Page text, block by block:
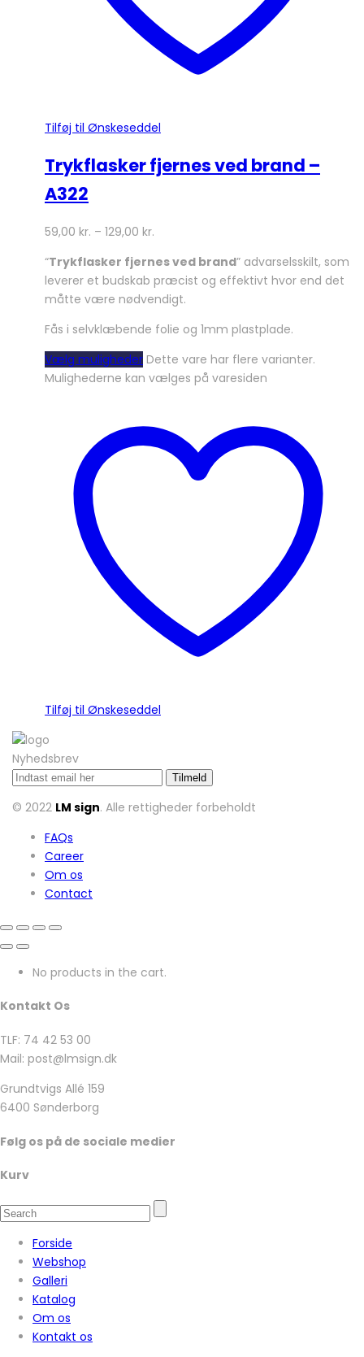
Tilføj til Ønskeseddel
Trykflasker fjernes ved brand –
A322
59,00 kr. – 129,00 kr.
“Trykflasker fjernes ved brand” advarselsskilt, som
leverer et budskab præcist og effektivt hvor end det
måtte være nødvendigt.
Fås i selvklæbende folie og 1mm plastplade.
Vælg muligheder Dette vare har flere varianter.
Mulighederne kan vælges på varesiden
Tilføj til Ønskeseddel
Nyhedsbrev
© 2022 LM sign. Alle rettigheder forbeholdt
FAQs
Career
Om os
Contact
No products in the cart.
Kontakt Os
TLF: 74 42 53 00
Mail: post@lmsign.dk
Grundtvigs Allé 159
6400 Sønderborg
Følg os på de sociale medier
Kurv
Forside
Webshop
Galleri
Katalog
Om os
Kontakt os